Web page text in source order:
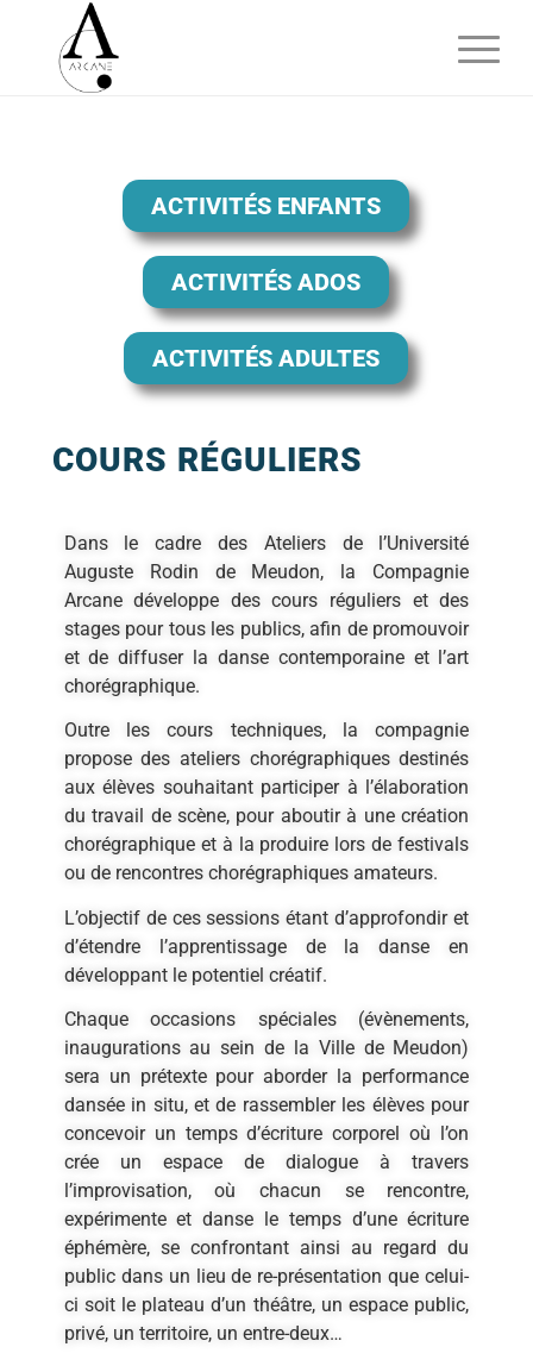
ACTIVITÉS ENFANTS
ACTIVITÉS ADOS
ACTIVITÉS ADULTES
COURS RÉGULIERS
Dans le cadre des Ateliers de l’Université
Auguste Rodin de Meudon, la Compagnie
Arcane développe des cours réguliers et des
stages pour tous les publics, afin de promouvoir
et de diffuser la danse contemporaine et l’art
chorégraphique.
Outre les cours techniques, la compagnie
propose des ateliers chorégraphiques destinés
aux élèves souhaitant participer à l’élaboration
du travail de scène, pour aboutir à une création
chorégraphique et à la produire lors de festivals
ou de rencontres chorégraphiques amateurs.
L’objectif de ces sessions étant d’approfondir et
d’étendre l’apprentissage de la danse en
développant le potentiel créatif.
Chaque occasions spéciales (évènements,
inaugurations au sein de la Ville de Meudon)
sera un prétexte pour aborder la performance
dansée in situ, et de rassembler les élèves pour
concevoir un temps d’écriture corporel où l’on
crée un espace de dialogue à travers
l’improvisation, où chacun se rencontre,
expérimente et danse le temps d’une écriture
éphémère, se confrontant ainsi au regard du
public dans un lieu de re-présentation que celui-
ci soit le plateau d’un théâtre, un espace public,
privé, un territoire, un entre-deux…